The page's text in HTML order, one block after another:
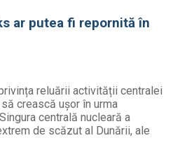
ar putea fi repornită în
reluării activității centralei
crească ușor în urma
centrală nucleară a
de scăzut al Dunării, ale